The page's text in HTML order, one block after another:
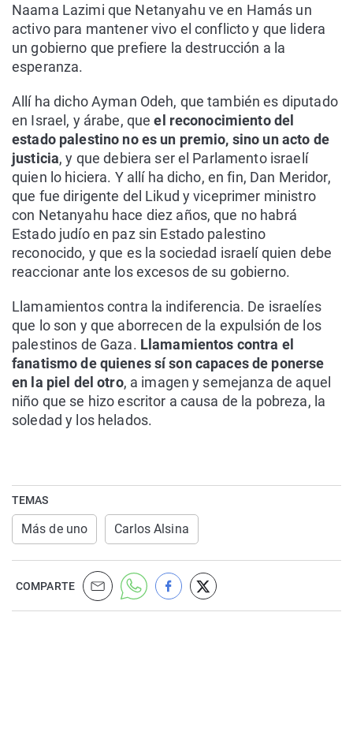
Naama Lazimi que Netanyahu ve en Hamás un
activo para mantener vivo el conflicto y que lidera
un gobierno que prefiere la destrucción a la
esperanza.
Allí ha dicho Ayman Odeh, que también es diputado
en Israel, y árabe, queel reconocimiento del
estado palestino no es un premio, sino un acto de
justicia, y que debiera ser el Parlamento israelí
quien lo hiciera. Y allí ha dicho, en fin, Dan Meridor,
que fue dirigente del Likud y viceprimer ministro
con Netanyahu hace diez años, que no habrá
Estado judío en paz sin Estado palestino
reconocido, y que es la sociedad israelí quien debe
reaccionar ante los excesos de su gobierno.
Llamamientos contra la indiferencia. De israelíes
que lo son y que aborrecen de la expulsión de los
palestinos de Gaza. Llamamientos contra el
fanatismo de quienes sí son capaces de ponerse
en la piel del otro, a imagen y semejanza de aquel
niño que se hizo escritor a causa de la pobreza, la
soledad y los helados.
TEMAS
Más de uno Carlos Alsina
COMPARTE